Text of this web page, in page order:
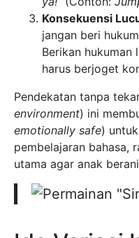
Konsekuensi
jangan beri
Berikan
harus berjoget
Pendekatan tanpa
environment) ini
emotionally safe)
pembelajaran bahasa,
utama agar anak